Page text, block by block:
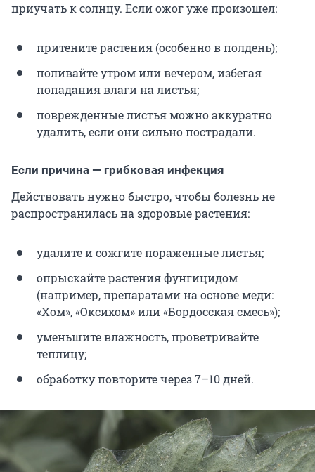
приучать к солнцу. Если ожог уже произошел:
притените растения (особенно в полдень);
поливайте утром или вечером, избегая
попадания влаги на листья;
поврежденные листья можно аккуратно
удалить, если они сильно пострадали.
Если причина — грибковая инфекция
Действовать нужно быстро, чтобы болезнь не
распространилась на здоровые растения:
удалите и сожгите пораженные листья;
опрыскайте растения фунгицидом
(например, препаратами на основе меди:
«Хом», «Оксихом» или «Бордосская смесь»);
уменьшите влажность, проветривайте
теплицу;
обработку повторите через 7–10 дней.